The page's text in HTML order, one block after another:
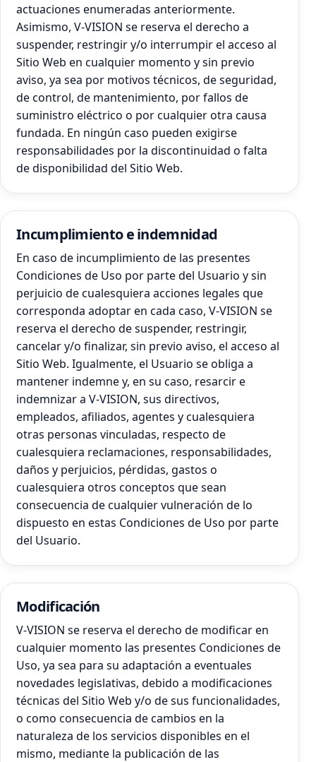
actuaciones enumeradas anteriormente.
Asimismo, V-VISION se reserva el derecho a
suspender, restringir y/o interrumpir el acceso al
Sitio Web en cualquier momento y sin previo
aviso, ya sea por motivos técnicos, de seguridad,
de control, de mantenimiento, por fallos de
suministro eléctrico o por cualquier otra causa
fundada. En ningún caso pueden exigirse
responsabilidades por la discontinuidad o falta
de disponibilidad del Sitio Web.
Incumplimiento e indemnidad
En caso de incumplimiento de las presentes
Condiciones de Uso por parte del Usuario y sin
perjuicio de cualesquiera acciones legales que
corresponda adoptar en cada caso, V-VISION se
reserva el derecho de suspender, restringir,
cancelar y/o finalizar, sin previo aviso, el acceso al
Sitio Web. Igualmente, el Usuario se obliga a
mantener indemne y, en su caso, resarcir e
indemnizar a V-VISION, sus directivos,
empleados, afiliados, agentes y cualesquiera
otras personas vinculadas, respecto de
cualesquiera reclamaciones, responsabilidades,
daños y perjuicios, pérdidas, gastos o
cualesquiera otros conceptos que sean
consecuencia de cualquier vulneración de lo
dispuesto en estas Condiciones de Uso por parte
del Usuario.
Modificación
V-VISION se reserva el derecho de modificar en
cualquier momento las presentes Condiciones de
Uso, ya sea para su adaptación a eventuales
novedades legislativas, debido a modificaciones
técnicas del Sitio Web y/o de sus funcionalidades,
o como consecuencia de cambios en la
naturaleza de los servicios disponibles en el
mismo, mediante la publicación de las